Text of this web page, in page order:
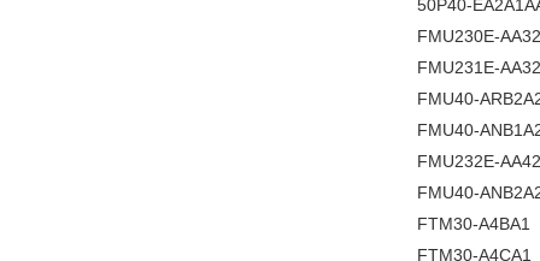
50P40-
FMU230E-AA32
FMU231E-AA32
FMU40-
FMU40-
FMU232E-AA42
FMU40-
FTM30-A4BA1
FTM30-A4CA1